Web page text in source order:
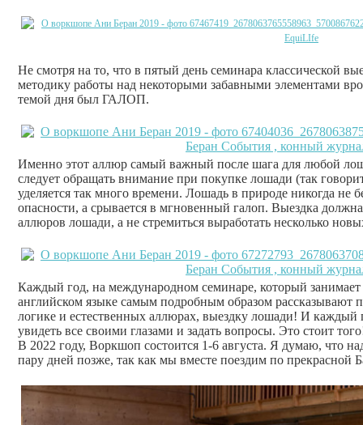
Не смотря на то, что в пятый день семинара классической
методику работы над некоторыми забавными элементами
темой дня был ГАЛОП.
Именно этот аллюр самый важный после шага для любой
следует обращать внимание при покупке лошади (так
уделяется так много времени. Лошадь в природе никогда не
опасности, а срывается в мгновенный галоп. Выездка
аллюров лошади, а не стремиться выработать несколько
Каждый год, на международном семинаре, который
английском языке самым подробным образом рассказывают
логике и естественных аллюрах, выездку лошади! И каждый
увидеть все своими глазами и задать вопросы. Это стоит
В 2022 году, Воркшоп состоится 1-6 августа. Я думаю, что
пару дней позже, так как мы вместе поездим по прекрасной